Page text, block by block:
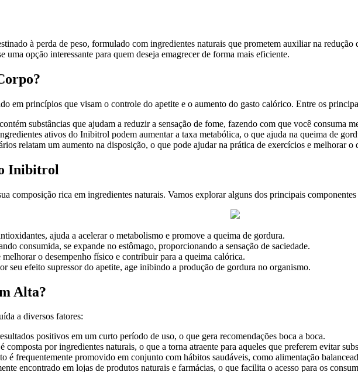
à perda de peso, formulado com ingredientes naturais que prometem auxiliar na
uma opção interessante para quem deseja emagrecer de forma mais eficiente.
em princípios que visam o controle do apetite e o aumento do gasto calórico. Entre os
substâncias que ajudam a reduzir a sensação de fome, fazendo com que você consuma
ativos do Inibitrol podem aumentar a taxa metabólica, o que ajuda na queima de
relatam um aumento na disposição, o que pode ajudar na prática de exercícios e melhorar o
Inibitrol
composição rica em ingredientes naturais. Vamos explorar alguns dos principais
ajuda a acelerar o metabolismo e promove a queima de gordura.
consumida, se expande no estômago, proporcionando a sensação de saciedade.
o desempenho físico e contribuir para a queima calórica.
seu efeito supressor do apetite, age inibindo a produção de gordura no organismo.
Alta?
a diversos fatores:
positivos em um curto período de uso, o que gera recomendações boca a boca.
composta por ingredientes naturais, o que a torna atraente para aqueles que preferem evitar
é frequentemente promovido em conjunto com hábitos saudáveis, como alimentação
encontrado em lojas de produtos naturais e farmácias, o que facilita o acesso para os